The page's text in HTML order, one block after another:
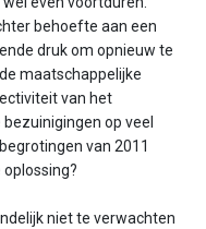
behoefte aan een
druk om opnieuw te
maatschappelijke
van het
op veel
van 2011
niet te verwachten